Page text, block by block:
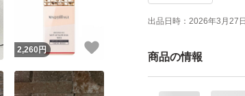
出品日時： 2026年3月27
商品の情報
いいね！
2,260 円